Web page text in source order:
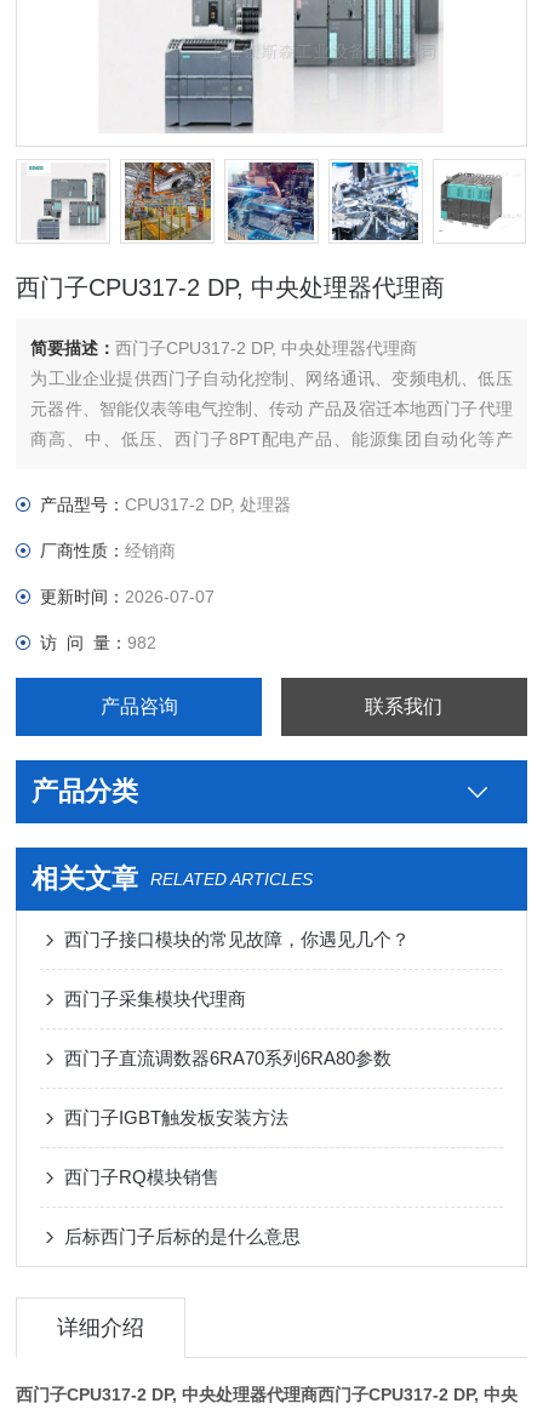
西门子CPU317-2 DP, 中央处理器代理商
简要描述：西门子CPU317-2 DP, 中央处理器代理商
为工业企业提供西门子自动化控制、网络通讯、变频电机、低压
元器件、智能仪表等电气控制、传动 产品及宿迁本地西门子代理
商高、中、低压、西门子8PT配电产品、能源集团自动化等产
本公司专业销售西门子各系列产品，为工业企业提供西门子自动
制、传动 产品及高、中
产品型号：CPU317-2 DP, 处理器
厂商性质：经销商
更新时间： 2026-07-07
访 问 量：982
产品咨询 联系我们
产品分类
相关文章 RELATED ARTICLES
西门子接口模块的常见故障，你遇见几个？
西门子采集模块代理商
西门子直流调数器6RA70系列6RA80参数
西门子IGBT触发板安装方法
西门子RQ模块销售
后标西门子后标的是什么意思
详细介绍
西门子CPU317-2 DP, 中央处理器代理商西门子CPU317-2 DP, 中央